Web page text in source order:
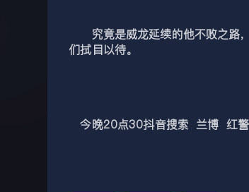
究竟是威龙延续的他不败之路，
们拭目以待。
今晚20点30抖音搜索 兰博 红